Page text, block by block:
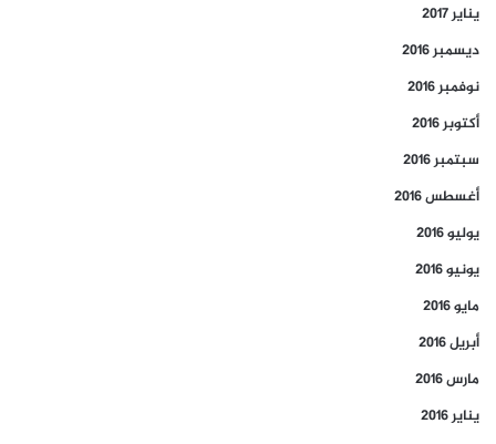
يناير 2017
ديسمبر 2016
نوفمبر 2016
أكتوبر 2016
سبتمبر 2016
أغسطس 2016
يوليو 2016
يونيو 2016
مايو 2016
أبريل 2016
مارس 2016
يناير 2016